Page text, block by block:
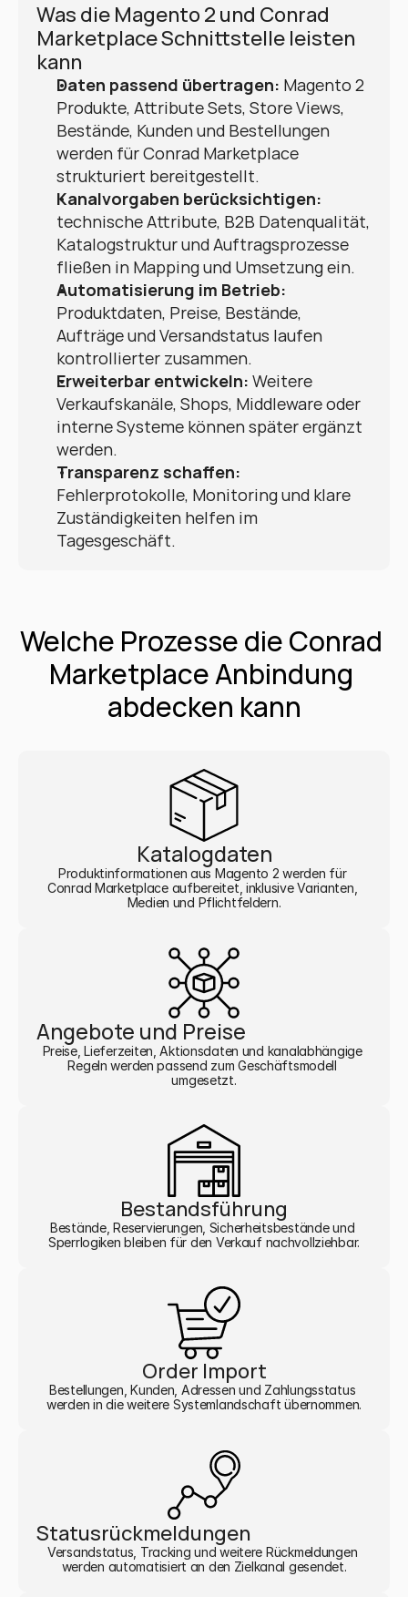
Was die Magento 2 und Conrad
Marketplace Schnittstelle leisten
kann
Daten passend übertragen: Magento 2
Produkte, Attribute Sets, Store Views,
Bestände, Kunden und Bestellungen
werden für Conrad Marketplace
strukturiert bereitgestellt.
Kanalvorgaben berücksichtigen:
technische Attribute, B2B Datenqualität,
Katalogstruktur und Auftragsprozesse
fließen in Mapping und Umsetzung ein.
Automatisierung im Betrieb:
Produktdaten, Preise, Bestände,
Aufträge und Versandstatus laufen
kontrollierter zusammen.
Erweiterbar entwickeln: Weitere
Verkaufskanäle, Shops, Middleware oder
interne Systeme können später ergänzt
werden.
Transparenz schaffen:
Fehlerprotokolle, Monitoring und klare
Zuständigkeiten helfen im
Tagesgeschäft.
Welche Prozesse die Conrad
Marketplace Anbindung
abdecken kann
Katalogdaten
Produktinformationen aus Magento 2 werden für
Conrad Marketplace aufbereitet, inklusive Varianten,
Medien und Pflichtfeldern.
Angebote und Preise
Preise, Lieferzeiten, Aktionsdaten und kanalabhängige
Regeln werden passend zum Geschäftsmodell
umgesetzt.
Bestandsführung
Bestände, Reservierungen, Sicherheitsbestände und
Sperrlogiken bleiben für den Verkauf nachvollziehbar.
Order Import
Bestellungen, Kunden, Adressen und Zahlungsstatus
werden in die weitere Systemlandschaft übernommen.
Statusrückmeldungen
Versandstatus, Tracking und weitere Rückmeldungen
werden automatisiert an den Zielkanal gesendet.